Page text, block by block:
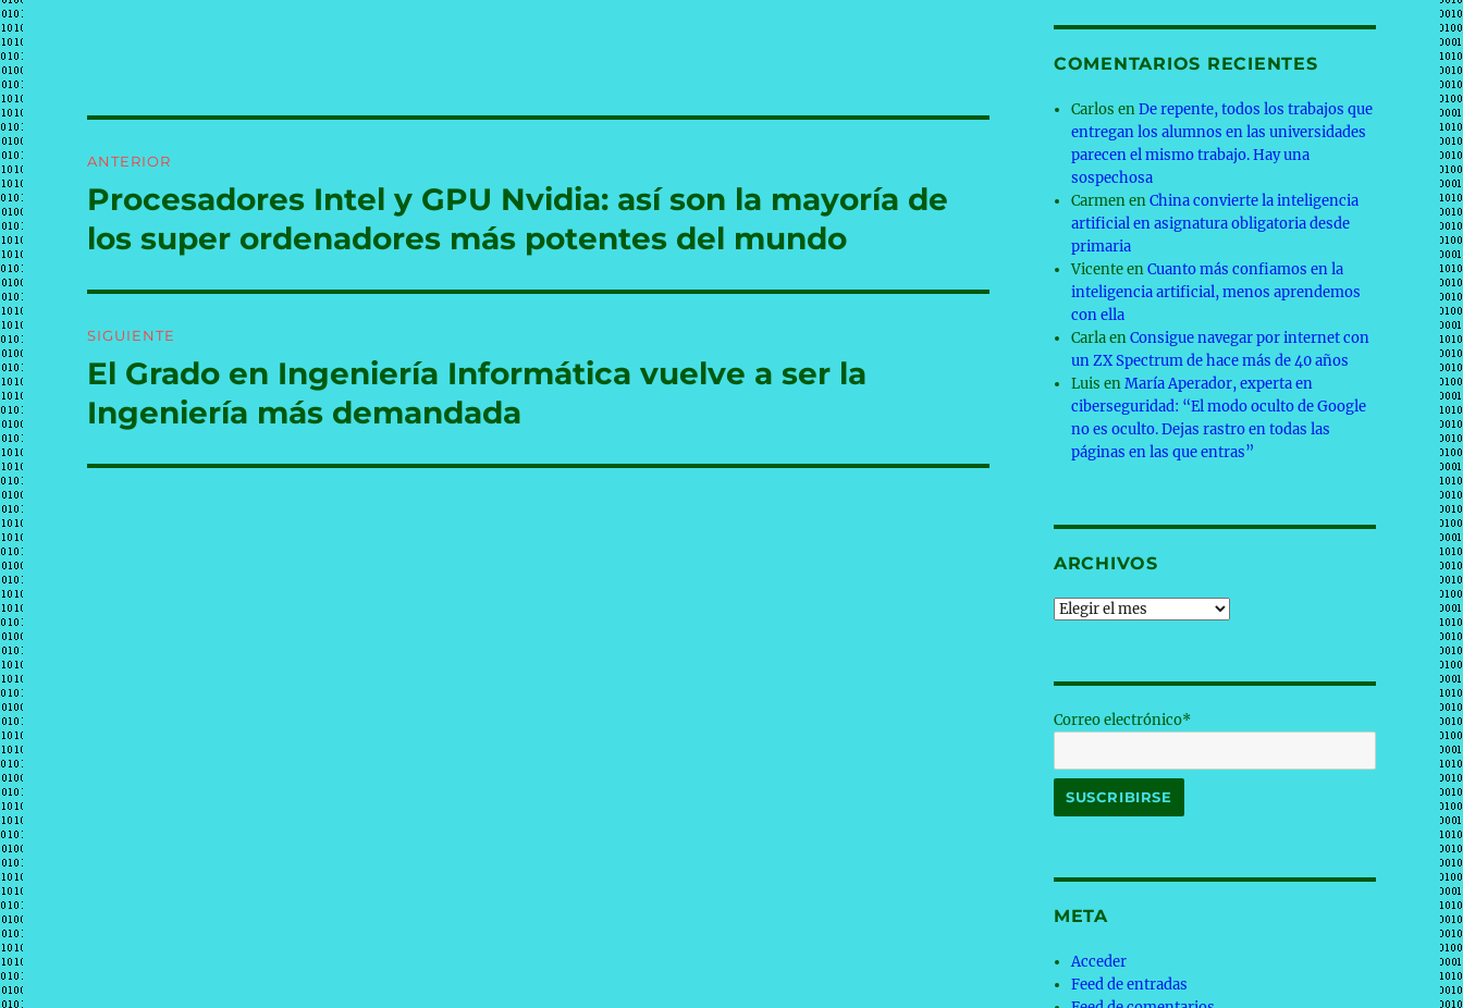
de
entradas
ANTERIOR
Entrada
anterior:
Procesadores Intel y GPU Nvidia: así son la mayoría de
los super ordenadores más potentes del mundo
SIGUIENTE
Entrada
siguiente:
El Grado en Ingeniería Informática vuelve a ser la
Ingeniería más demandada
COMENTARIOS RECIENTES
Carlos enDe repente, todos los trabajos que
entregan los alumnos en las universidades
parecen el mismo trabajo. Hay una
sospechosa
CarmenenChina convierte la inteligencia
artificial en asignatura obligatoria desde
primaria
VicenteenCuanto más confiamos en la
inteligencia artificial, menos aprendemos
con ella
CarlaenConsigue navegar por internet con
un ZX Spectrum de hace más de 40 años
Luis enMaría Aperador, experta en
ciberseguridad: “El modo oculto de Google
no es oculto. Dejas rastro en todas las
páginas en las que entras”
ARCHIVOS
Archivos
Correo electrónico*
META
Acceder
Feed de entradas